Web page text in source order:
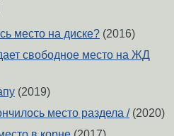
место на диске? (2016)
свободное место на ЖД
(2019)
место раздела /(2020)